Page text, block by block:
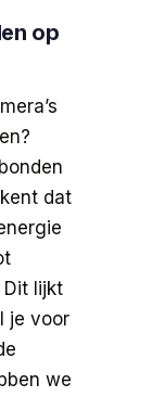
op
dat
Dit lijkt
je voor
we